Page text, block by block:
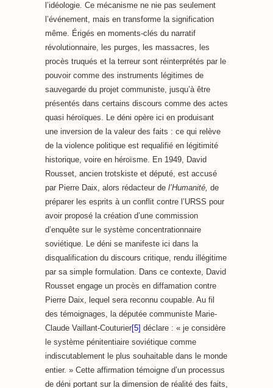
l’idéologie. Ce mécanisme ne nie pas seulement
l’événement, mais en transforme la signification
même. Érigés en moments-clés du narratif
révolutionnaire, les purges, les massacres, les
procès truqués et la terreur sont réinterprétés par le
pouvoir comme des instruments légitimes de
sauvegarde du projet communiste, jusqu’à être
présentés dans certains discours comme des actes
quasi héroïques. Le déni opère ici en produisant
une inversion de la valeur des faits : ce qui relève
de la violence politique est requalifié en légitimité
historique, voire en héroïsme. En 1949, David
Rousset, ancien trotskiste et député, est accusé
par Pierre Daix, alors rédacteur de l’Humanité, de
préparer les esprits à un conflit contre l’URSS pour
avoir proposé la création d’une commission
d’enquête sur le système concentrationnaire
soviétique. Le déni se manifeste ici dans la
disqualification du discours critique, rendu illégitime
par sa simple formulation. Dans ce contexte, David
Rousset engage un procès en diffamation contre
Pierre Daix, lequel sera reconnu coupable. Au fil
des témoignages, la députée communiste Marie-
Claude Vaillant-Couturier[5] déclare : « je considère
le système pénitentiaire soviétique comme
indiscutablement le plus souhaitable dans le monde
entier. » Cette affirmation témoigne d’un processus
de déni portant sur la dimension de réalité des faits,